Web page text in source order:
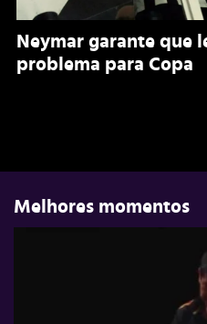
Neymar garante que
problema para Copa
Melhores momentos